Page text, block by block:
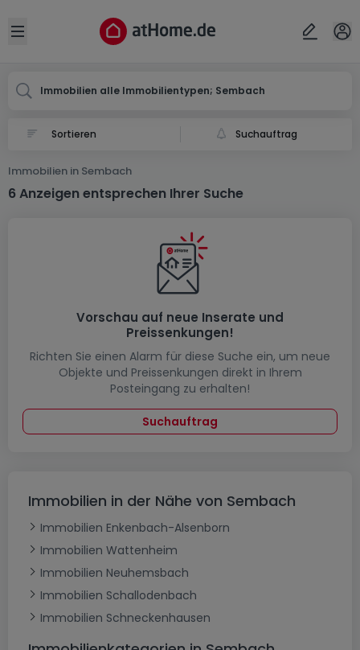
Open sidebar
Immobilien alle Immobilientypen; Sembach
Suchauftrag
Immobilien in Sembach
6 Anzeigen entsprechen Ihrer Suche
Vorschau auf neue Inserate und
Preissenkungen!
Richten Sie einen Alarm für diese Suche ein, um neue
Objekte und Preissenkungen direkt in Ihrem
Posteingang zu erhalten!
Suchauftrag
Immobilien in der Nähe von Sembach
Immobilien Enkenbach-Alsenborn
Immobilien Wattenheim
Immobilien Neuhemsbach
Immobilien Schallodenbach
Immobilien Schneckenhausen
Ort
Abbrechen ok